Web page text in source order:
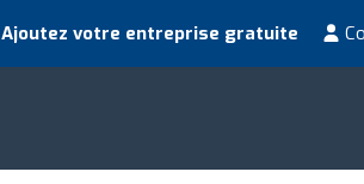
Ajoutez votre entreprise gratuite